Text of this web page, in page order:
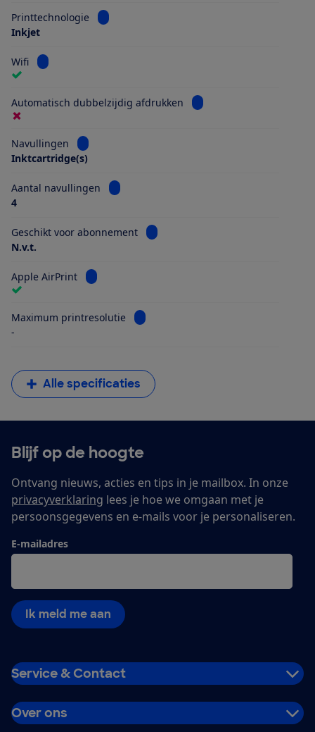
Printtechnologie
Bekijk informatie voor Printtechnologie
Inkjet
Wifi Bekijk informatie voor Wifi
Automatisch dubbelzijdig afdrukken Bekijk informatie voor
Navullingen
Bekijk informatie voor Navullingen
Inktcartridge(s)
Aantal navullingen
Bekijk informatie voor Aantal navullingen
4
Geschikt voor abonnement
Bekijk informatie voor Geschikt
N.v.t.
Apple AirPrint Bekijk informatie voor Apple AirPrint
Maximum printresolutie
Bekijk informatie voor Maximum
-
Alle specificaties
Blijf op de hoogte
Ontvang nieuws, acties en tips in je mailbox. In onze
privacyverklaring lees je hoe we omgaan met je
persoonsgegevens en e-mails voor je personaliseren.
E-mailadres
Ik meld me aan
Service & Contact
Over ons